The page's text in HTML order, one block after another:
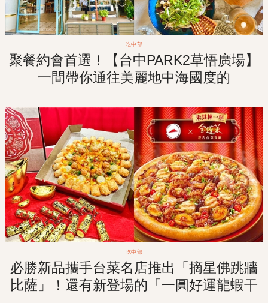
吃中部
聚餐約會首選！【台中PARK2草悟廣場】
一間帶你通往美麗地中海國度的
吃中部
必勝新品攜手台菜名店推出「摘星佛跳牆
比薩」！還有新登場的「一圓好運龍蝦干